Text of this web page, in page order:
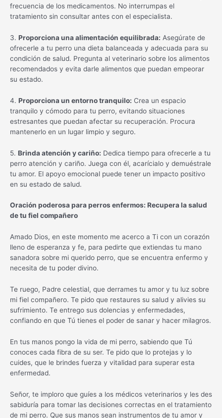
frecuencia de los medicamentos. No interrumpas el
tratamiento sin consultar antes con el especialista.
3. Proporciona una alimentación equilibrada: Asegúrate de
ofrecerle a tu perro una dieta balanceada y adecuada para su
condición de salud. Pregunta al veterinario sobre los alimentos
recomendados y evita darle alimentos que puedan empeorar
su estado.
4. Proporciona un entorno tranquilo: Crea un espacio
tranquilo y cómodo para tu perro, evitando situaciones
estresantes que puedan afectar su recuperación. Procura
mantenerlo en un lugar limpio y seguro.
5. Brinda atención y cariño: Dedica tiempo para ofrecerle a tu
perro atención y cariño. Juega con él, acarícialo y demuéstrale
tu amor. El apoyo emocional puede tener un impacto positivo
en su estado de salud.
Oración poderosa para perros enfermos: Recupera la salud
de tu fiel compañero
Amado Dios, en este momento me acerco a Ti con un corazón
lleno de esperanza y fe, para pedirte que extiendas tu mano
sanadora sobre mi querido perro, que se encuentra enfermo y
necesita de tu poder divino.
Te ruego, Padre celestial, que derrames tu amor y tu luz sobre
mi fiel compañero. Te pido que restaures su salud y alivies su
sufrimiento. Te entrego sus dolencias y enfermedades,
confiando en que Tú tienes el poder de sanar y hacer milagros.
En tus manos pongo la vida de mi perro, sabiendo que Tú
conoces cada fibra de su ser. Te pido que lo protejas y lo
cuides, que le brindes fuerza y vitalidad para superar esta
enfermedad.
Señor, te imploro que guíes a los médicos veterinarios y les des
sabiduría para tomar las decisiones correctas en el tratamiento
de mi perro. Que sus manos sean instrumentos de tu amor y